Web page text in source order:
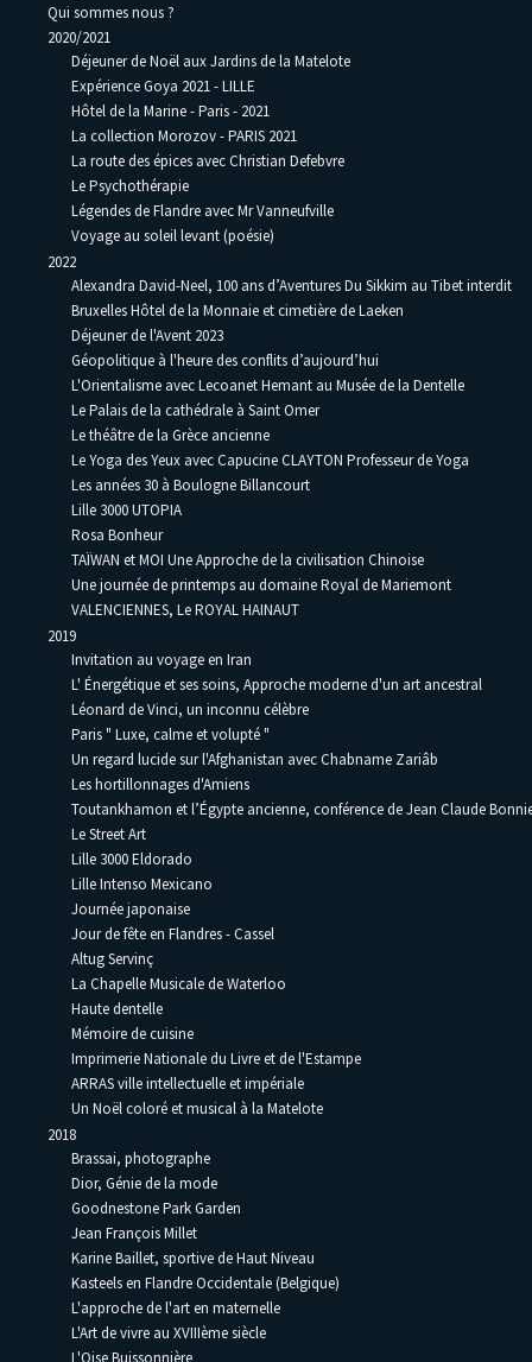
Qui sommes nous ?
2020/2021
Déjeuner de Noël aux Jardins de la Matelote
Expérience Goya 2021 - LILLE
Hôtel de la Marine - Paris - 2021
La collection Morozov - PARIS 2021
La route des épices avec Christian Defebvre
Le Psychothérapie
Légendes de Flandre avec Mr Vanneufville
Voyage au soleil levant (poésie)
2022
Alexandra David-Neel, 100 ans d’Aventures Du Sikkim au Tibet interdit
Bruxelles Hôtel de la Monnaie et cimetière de Laeken
Déjeuner de l'Avent 2023
Géopolitique à l'heure des conflits d’aujourd’hui
L'Orientalisme avec Lecoanet Hemant au Musée de la Dentelle
Le Palais de la cathédrale à Saint Omer
Le théâtre de la Grèce ancienne
Le Yoga des Yeux avec Capucine CLAYTON Professeur de Yoga
Les années 30 à Boulogne Billancourt
Lille 3000 UTOPIA
Rosa Bonheur
TAÏWAN et MOI Une Approche de la civilisation Chinoise
Une journée de printemps au domaine Royal de Mariemont
VALENCIENNES, Le ROYAL HAINAUT
2019
Invitation au voyage en Iran
L' Énergétique et ses soins, Approche moderne d'un art ancestral
Léonard de Vinci, un inconnu célèbre
Paris " Luxe, calme et volupté "
Un regard lucide sur l'Afghanistan avec Chabname Zariâb
Les hortillonnages d'Amiens
Toutankhamon et l’Égypte ancienne, conférence de Jean Claude
Le Street Art
Lille 3000 Eldorado
Lille Intenso Mexicano
Journée japonaise
Jour de fête en Flandres - Cassel
Altug Servinç
La Chapelle Musicale de Waterloo
Haute dentelle
Mémoire de cuisine
Imprimerie Nationale du Livre et de l'Estampe
ARRAS ville intellectuelle et impériale
Un Noël coloré et musical à la Matelote
2018
Brassai, photographe
Dior, Génie de la mode
Goodnestone Park Garden
Jean François Millet
Karine Baillet, sportive de Haut Niveau
Kasteels en Flandre Occidentale (Belgique)
L'approche de l'art en maternelle
L'Art de vivre au XVIIIème siècle
L'Oise Buissonnière